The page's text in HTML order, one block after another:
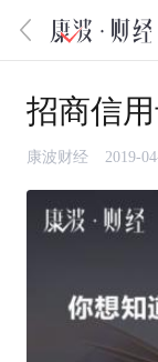
招商信
康波财经 2019-